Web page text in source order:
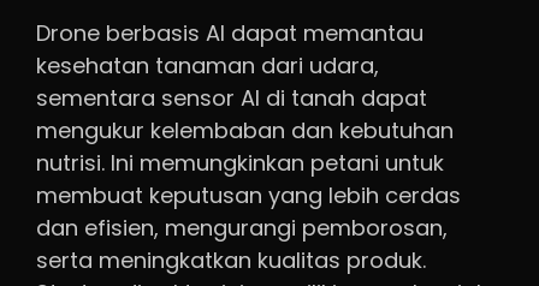
Drone berbasis AI dapat memantau
kesehatan tanaman dari udara,
sementara sensor AI di tanah dapat
mengukur kelembaban dan kebutuhan
nutrisi. Ini memungkinkan petani untuk
membuat keputusan yang lebih cerdas
dan efisien, mengurangi pemborosan,
serta meningkatkan kualitas produk.